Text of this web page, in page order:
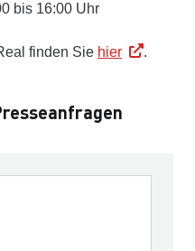
bis 16:00 Uhr
finden Sie hier .